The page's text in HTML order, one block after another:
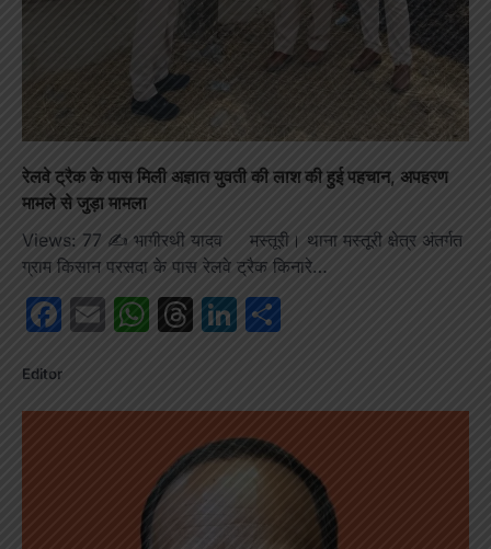
रेलवे ट्रैक के पास मिली अज्ञात युवती की लाश की हुई पहचान, अपहरण
मामले से जुड़ा मामला
Views: 77 ✍️ भागीरथी यादव मस्तूरी। थाना मस्तूरी क्षेत्र अंतर्गत
ग्राम किसान परसदा के पास रेलवे ट्रैक किनारे…
Facebook
EmailWhatsApp
Threads
LinkedIn
Editor